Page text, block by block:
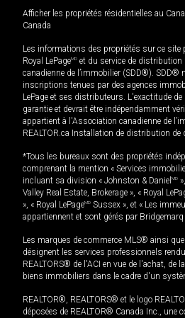
Afficher les propriétés résidentielles au
Canada
Les informations des propriétés sur ce
Royal LePageMD et du service de distribution
canadienne de l’immobilier (SDD®). SDD®
inscriptions tenues par des agences
LePage et ses distributeurs. L'exactitude
garantie et devrait être indépendamment
appartient à l'Association canadienne de
REALTOR.ca Installation de distribution de
*Tous les bureaux sont des propriétés
comprenant la mention « Services
incluant sa division « Johnston & Daniel MD
Valley Real Estate, Brokerage », « Royal
», « Royal LePageMD Sussex », et « Les
appartiennent et sont gérés par Bridgemarq
Les marques de commerce MLS® ainsi
désignent les services professionnels
REALTORS® de l'ACI en vue de l'achat, de
biens immobiliers dans le cadre d'un
REALTOR®, REALTORS® et le logo
déposées de REALTOR® Canada Inc., une